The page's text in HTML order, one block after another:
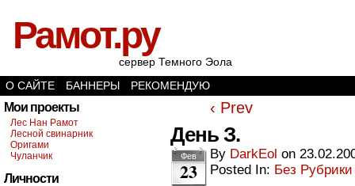
Рамот.ру
сервер Темного Эола
О САЙТЕ
БАННЕРЫ РЕКОМЕНДУЮ
Мои проекты
Лес Нан Рамот
Лесной свинарник
Оригами
Чуланчик
Личности
‹ Prev
День З.
Фев
23
By DarkEol on
Posted In: Без Рубрики